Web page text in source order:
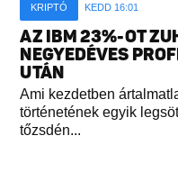
KRIPTÓ KEDD 16:01
AZ IBM 23%-OT
NEGYEDÉVES
UTÁN
Ami kezdetben
történetének egyik
tőzsdén...